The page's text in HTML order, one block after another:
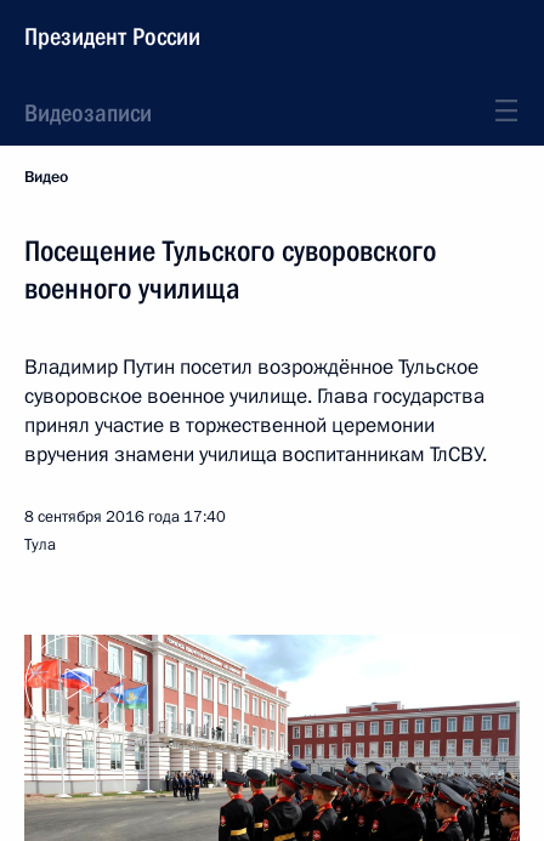
Президент России
Видеозаписи
Видео
Посещение Тульского суворовского
военного училища
Владимир Путин посетил возрождённое Тульское
суворовское военное училище. Глава государства
принял участие в торжественной церемонии
вручения знамени училища воспитанникам ТлСВУ.
8 сентября 2016 года 17:40
Тула